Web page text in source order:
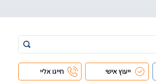
ייעוץ אישי חייגו אליי